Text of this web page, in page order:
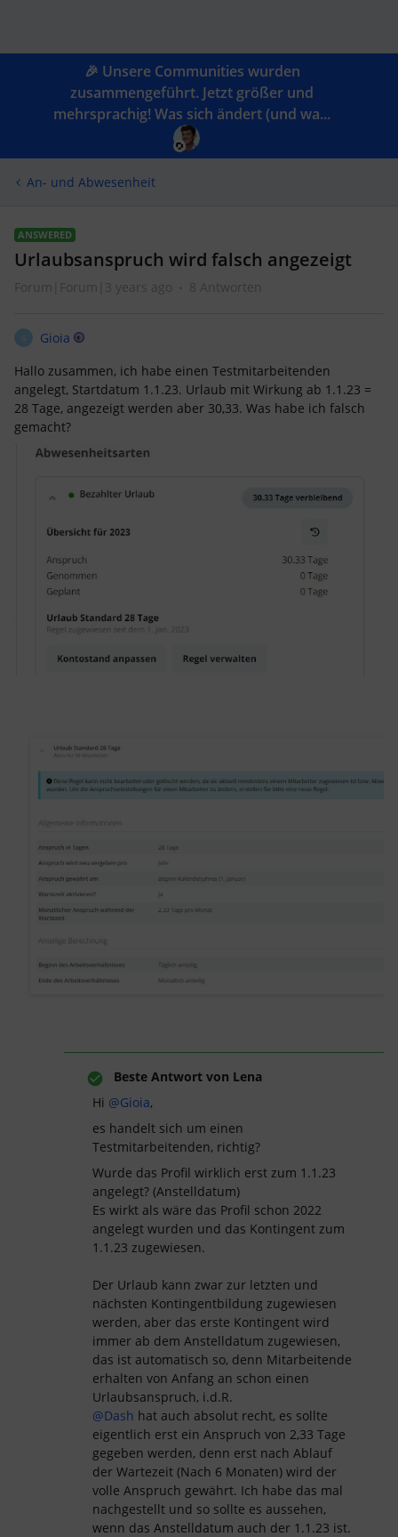
🎉 Unsere Communities wurden
zusammengeführt. Jetzt größer und
mehrsprachig! Was sich ändert (und wa...
An- und Abwesenheit
ANSWERED
Urlaubsanspruch wird falsch angezeigt
Forum|Forum|3 years ago 8 Antworten
Gioia
Hallo zusammen, ich habe einen Testmitarbeitenden
angelegt, Startdatum 1.1.23. Urlaub mit Wirkung ab 1.1.23 =
28 Tage, angezeigt werden aber 30,33. Was habe ich falsch
gemacht?
Beste Antwort von Lena
Hi @Gioia,
es handelt sich um einen
Testmitarbeitenden, richtig?
Wurde das Profil wirklich erst zum 1.1.23
angelegt? (Anstelldatum)
Es wirkt als wäre das Profil schon 2022
angelegt wurden und das Kontingent zum
1.1.23 zugewiesen.
Der Urlaub kann zwar zur letzten und
nächsten Kontingentbildung zugewiesen
werden, aber das erste Kontingent wird
immer ab dem Anstelldatum zugewiesen,
das ist automatisch so, denn Mitarbeitende
erhalten von Anfang an schon einen
Urlaubsanspruch, i.d.R.
@Dash hat auch absolut recht, es sollte
eigentlich erst ein Anspruch von 2,33 Tage
gegeben werden, denn erst nach Ablauf
der Wartezeit (Nach 6 Monaten) wird der
volle Anspruch gewährt. Ich habe das mal
nachgestellt und so sollte es aussehen,
wenn das Anstelldatum auch der 1.1.23 ist.